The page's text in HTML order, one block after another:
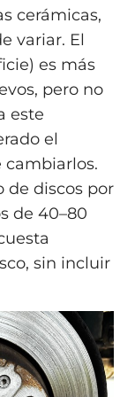
cerámicas,
variar. El
es más
pero no
este
el
de discos por
de 40–80
sin incluir